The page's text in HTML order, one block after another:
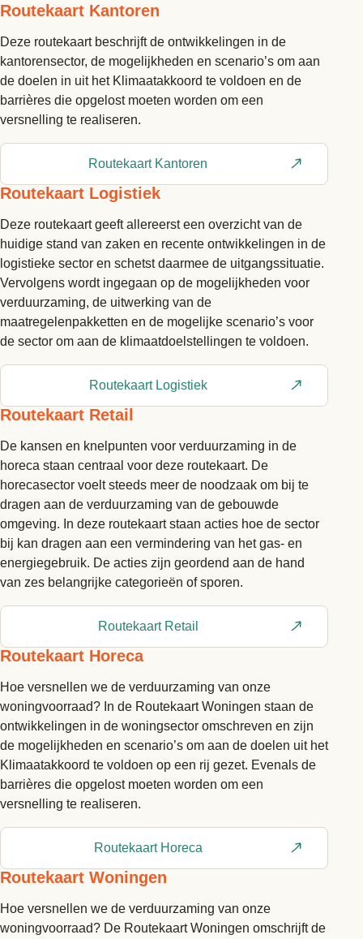
Routekaart Kantoren
Deze routekaart beschrijft de ontwikkelingen in de
kantorensector, de mogelijkheden en scenario’s om aan
de doelen in uit het Klimaatakkoord te voldoen en de
barrières die opgelost moeten worden om een
versnelling te realiseren.
Routekaart Kantoren
Routekaart Logistiek
Deze routekaart geeft allereerst een overzicht van de
huidige stand van zaken en recente ontwikkelingen in de
logistieke sector en schetst daarmee de uitgangssituatie.
Vervolgens wordt ingegaan op de mogelijkheden voor
verduurzaming, de uitwerking van de
maatregelenpakketten en de mogelijke scenario’s voor
de sector om aan de klimaatdoelstellingen te voldoen.
Routekaart Logistiek
Routekaart Retail
De kansen en knelpunten voor verduurzaming in de
horeca staan centraal voor deze routekaart. De
horecasector voelt steeds meer de noodzaak om bij te
dragen aan de verduurzaming van de gebouwde
omgeving. In deze routekaart staan acties hoe de sector
bij kan dragen aan een vermindering van het gas- en
energiegebruik. De acties zijn geordend aan de hand
van zes belangrijke categorieën of sporen.
Routekaart Retail
Routekaart Horeca
Hoe versnellen we de verduurzaming van onze
woningvoorraad? In de Routekaart Woningen staan de
ontwikkelingen in de woningsector omschreven en zijn
de mogelijkheden en scenario’s om aan de doelen uit het
Klimaatakkoord te voldoen op een rij gezet. Evenals de
barrières die opgelost moeten worden om een
versnelling te realiseren.
Routekaart Horeca
Routekaart Woningen
Hoe versnellen we de verduurzaming van onze
woningvoorraad? De Routekaart Woningen omschrijft de